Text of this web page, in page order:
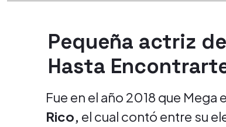
Pequeña actriz
Hasta
Fue en el año 2018 que
Rico, el cual contó entre su